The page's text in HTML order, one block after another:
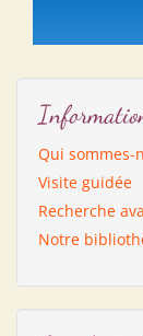
Qui sommes-
Visite guidée
Recherche
Notre